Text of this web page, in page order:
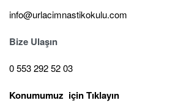
info@urlacimnastikokulu.com
Bize Ulaşın
0 553 292 52 03
Konumumuz için Tıklayın